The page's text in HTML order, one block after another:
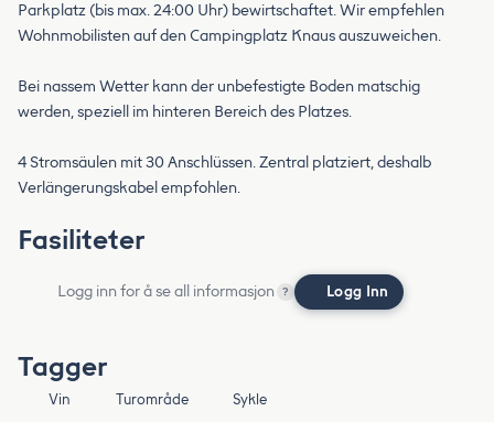
Parkplatz (bis max. 24:00 Uhr) bewirtschaftet. Wir empfehlen
Wohnmobilisten auf den Campingplatz Knaus auszuweichen.
Bei nassem Wetter kann der unbefestigte Boden matschig
werden, speziell im hinteren Bereich des Platzes.
4 Stromsäulen mit 30 Anschlüssen. Zentral platziert, deshalb
Verlängerungskabel empfohlen.
Fasiliteter
Logg inn for å se all informasjon ? Logg Inn
Tagger
Vin Turområde Sykle